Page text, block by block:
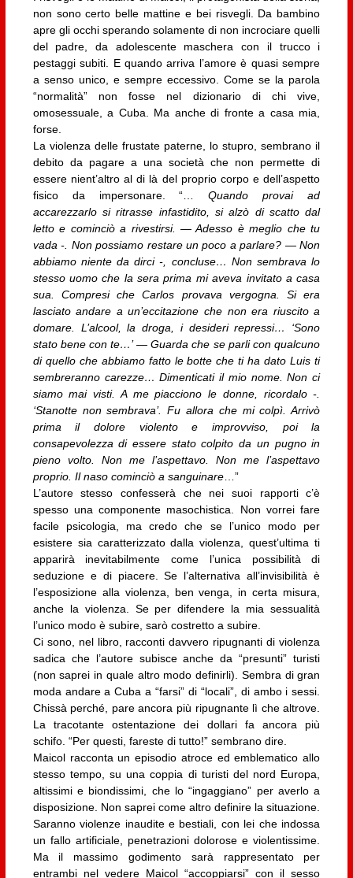
non sono certo belle mattine e bei risvegli. Da bambino
apre gli occhi sperando solamente di non incrociare quelli
del padre, da adolescente maschera con il trucco i
pestaggi subiti. E quando arriva l’amore è quasi sempre
a senso unico, e sempre eccessivo. Come se la parola
“normalità” non fosse nel dizionario di chi vive,
omosessuale, a Cuba. Ma anche di fronte a casa mia,
forse.
La violenza delle frustate paterne, lo stupro, sembrano il
debito da pagare a una società che non permette di
essere nient’altro al di là del proprio corpo e dell’aspetto
fisico da impersonare. “…Quando provai ad
accarezzarlo si ritrasse infastidito, si alzò di scatto dal
letto e cominciò a rivestirsi. — Adesso è meglio che tu
vada -. Non possiamo restare un poco a parlare? — Non
abbiamo niente da dirci -, concluse… Non sembrava lo
stesso uomo che la sera prima mi aveva invitato a casa
sua. Compresi che Carlos provava vergogna. Si era
lasciato andare a un’eccitazione che non era riuscito a
domare. L’alcool, la droga, i desideri repressi… ‘Sono
stato bene con te…’ — Guarda che se parli con qualcuno
di quello che abbiamo fatto le botte che ti ha dato Luis ti
sembreranno carezze… Dimenticati il mio nome. Non ci
siamo mai visti. A me piacciono le donne, ricordalo -.
‘Stanotte non sembrava’. Fu allora che mi colpì. Arrivò
prima il dolore violento e improvviso, poi la
consapevolezza di essere stato colpito da un pugno in
pieno volto. Non me l’aspettavo. Non me l’aspettavo
proprio. Il naso cominciò a sanguinare…”
L’autore stesso confesserà che nei suoi rapporti c’è
spesso una componente masochistica. Non vorrei fare
facile psicologia, ma credo che se l’unico modo per
esistere sia caratterizzato dalla violenza, quest’ultima ti
apparirà inevitabilmente come l’unica possibilità di
seduzione e di piacere. Se l’alternativa all’invisibilità è
l’esposizione alla violenza, ben venga, in certa misura,
anche la violenza. Se per difendere la mia sessualità
l’unico modo è subire, sarò costretto a subire.
Ci sono, nel libro, racconti davvero ripugnanti di violenza
sadica che l’autore subisce anche da “presunti” turisti
(non saprei in quale altro modo definirli). Sembra di gran
moda andare a Cuba a “farsi” di “locali”, di ambo i sessi.
Chissà perché, pare ancora più ripugnante lì che altrove.
La tracotante ostentazione dei dollari fa ancora più
schifo. “Per questi, fareste di tutto!” sembrano dire.
Maicol racconta un episodio atroce ed emblematico allo
stesso tempo, su una coppia di turisti del nord Europa,
altissimi e biondissimi, che lo “ingaggiano” per averlo a
disposizione. Non saprei come altro definire la situazione.
Saranno violenze inaudite e bestiali, con lei che indossa
un fallo artificiale, penetrazioni dolorose e violentissime.
Ma il massimo godimento sarà rappresentato per
entrambi nel vedere Maicol “accoppiarsi” con il sesso